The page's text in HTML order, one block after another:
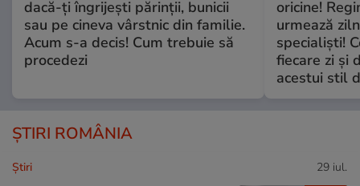
dacă-ți îngrijești părinții, bunicii
sau pe cineva vârstnic din familie.
Acum s-a decis! Cum trebuie să
procedezi
oricine!
urmează
specialiști!
fiecare zi și
acestui stil
ȘTIRI ROMÂNIA
Ştiri 29 iul.